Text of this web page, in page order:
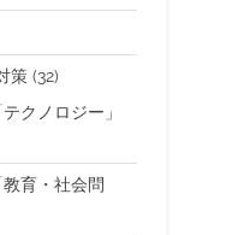
策 (32)
クノロジー」
育・社会問